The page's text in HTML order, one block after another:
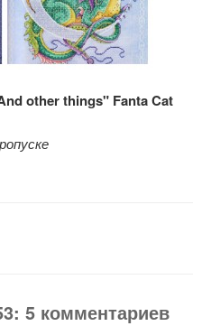
other things" Fanta Cat
5 комментариев